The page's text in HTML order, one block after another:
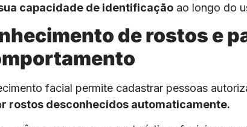
capacidade de identificação ao longo do
de rostos e
facial permite cadastrar pessoas
rostos desconhecidos automaticamente.